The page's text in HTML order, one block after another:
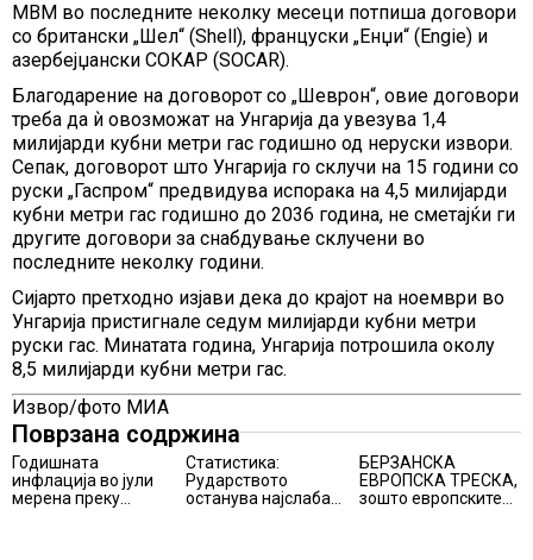
МВМ во последните неколку месеци потпиша договори
со британски „Шел“ (Shell), француски „Енџи“ (Engie) и
азербејџански СОКАР (SOCAR).
Благодарение на договорот со „Шеврон“, овие договори
треба да ѝ овозможат на Унгарија да увезува 1,4
милијарди кубни метри гас годишно од неруски извори.
Сепак, договорот што Унгарија го склучи на 15 години со
руски „Гаспром“ предвидува испорака на 4,5 милијарди
кубни метри гас годишно до 2036 година, не сметајќи ги
другите договори за снабдување склучени во
последните неколку години.
Сијарто претходно изјави дека до крајот на ноември во
Унгарија пристигнале седум милијарди кубни метри
руски гас. Минатата година, Унгарија потрошила околу
8,5 милијарди кубни метри гас.
Извор/фото МИА
Поврзана содржина
Годишната
инфлација во јули
мерена преку
Статистика:
Рударството
останува најслаба
БЕРЗАНСКА
ЕВРОПСКА ТРЕСКА,
зошто европските